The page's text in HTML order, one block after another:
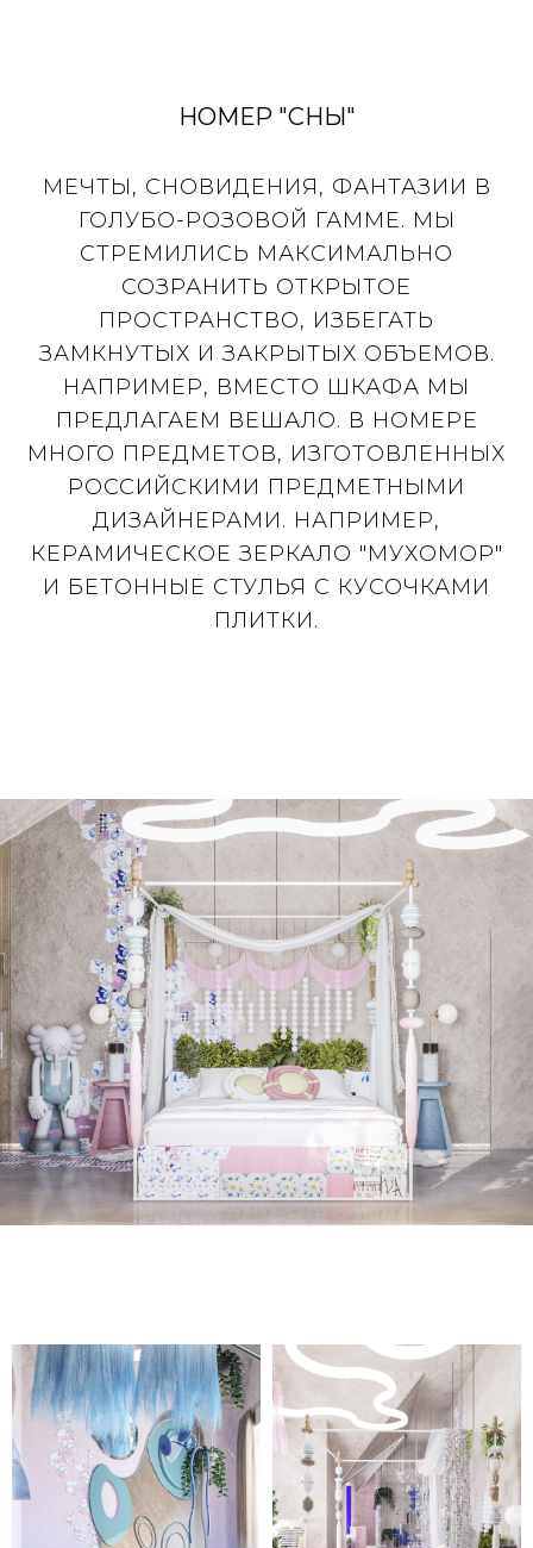
НОМЕР "СНЫ"
МЕЧТЫ, СНОВИДЕНИЯ, ФАНТАЗИИ В
ГОЛУБО-РОЗОВОЙ ГАММЕ. МЫ
СТРЕМИЛИСЬ МАКСИМАЛЬНО
СОЗРАНИТЬ ОТКРЫТОЕ
ПРОСТРАНСТВО, ИЗБЕГАТЬ
ЗАМКНУТЫХ И ЗАКРЫТЫХ ОБЪЕМОВ.
НАПРИМЕР, ВМЕСТО ШКАФА МЫ
ПРЕДЛАГАЕМ ВЕШАЛО. В НОМЕРЕ
МНОГО ПРЕДМЕТОВ, ИЗГОТОВЛЕННЫХ
РОССИЙСКИМИ ПРЕДМЕТНЫМИ
ДИЗАЙНЕРАМИ. НАПРИМЕР,
КЕРАМИЧЕСКОЕ ЗЕРКАЛО "МУХОМОР"
И БЕТОННЫЕ СТУЛЬЯ С КУСОЧКАМИ
ПЛИТКИ.